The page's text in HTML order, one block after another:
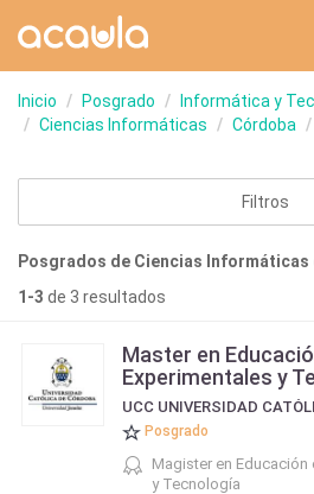
Inicio Posgrado
Informática y
Ciencias Informáticas
Córdoba
Filtros
Posgrados de Ciencias Informáticas
1-3 de 3 resultados
Master en
Experimentales y
Posgrado
Magister en Educación
y Tecnología